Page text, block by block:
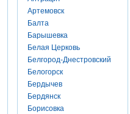
Артемовск
Балта
Барышевка
Белая Церковь
Белгород-Днестровский
Белогорск
Бердычев
Бердянск
Борисовка